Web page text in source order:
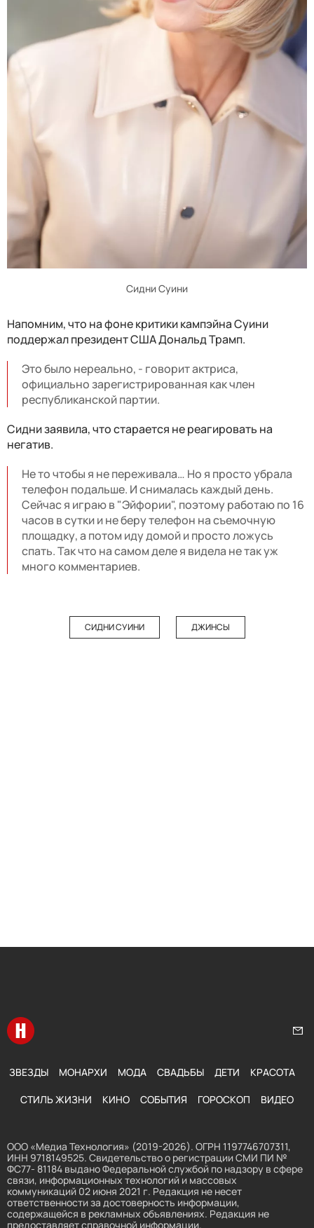
Сидни Суини
Напомним, что на фоне критики кампэйна Суини
поддержал президент США Дональд Трамп.
Это было нереально, - говорит актриса,
официально зарегистрированная как член
республиканской партии.
Сидни заявила, что старается не реагировать на
негатив.
Не то чтобы я не переживала… Но я просто убрала
телефон подальше. И снималась каждый день.
Сейчас я играю в "Эйфории", поэтому работаю по 16
часов в сутки и не беру телефон на съемочную
площадку, а потом иду домой и просто ложусь
спать. Так что на самом деле я видела не так уж
много комментариев.
СИДНИ СУИНИ ДЖИНСЫ
Перейти на главную
ЗВЕЗДЫ МОНАРХИ МОДА СВАДЬБЫ ДЕТИ КРАСОТА
СТИЛЬ ЖИЗНИ КИНО СОБЫТИЯ ГОРОСКОП ВИДЕО
ООО «Медиа Технология» (2019-2026). ОГРН 1197746707311,
ИНН 9718149525. Свидетельство о регистрации СМИ ПИ №
ФС77- 81184 выдано Федеральной службой по надзору в сфере
связи, информационных технологий и массовых
коммуникаций 02 июня 2021 г. Редакция не несет
ответственности за достоверность информации,
содержащейся в рекламных объявлениях. Редакция не
предоставляет справочной информации.